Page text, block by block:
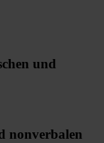
und
nonverbalen